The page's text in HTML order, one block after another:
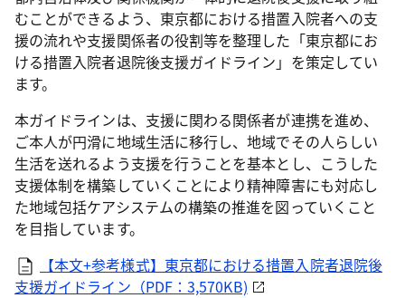
むことができるよう、東京都における措置入院者への支
援の流れや支援関係者の役割等を整理した「東京都にお
ける措置入院者退院後支援ガイドライン」を策定してい
ます。
本ガイドラインは、支援に関わる関係者が連携を進め、
ご本人が円滑に地域生活に移行し、地域でその人らしい
生活を送れるよう支援を行うことを基本とし、こうした
支援体制を構築していくことにより精神障害にも対応し
た地域包括ケアシステムの構築の推進を図っていくこと
を目指しています。
【本文+参考様式】東京都における措置入院者退院後
支援ガイドライン（PDF：3,570KB)